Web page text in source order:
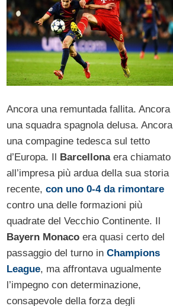
Ancora una remuntada fallita. Ancora
una squadra spagnola delusa. Ancora
una compagine tedesca sul tetto
d’Europa. Il Barcellonaera chiamato
all’impresa più ardua della sua storia
recente, con uno 0-4 da rimontare
contro una delle formazioni più
quadrate del Vecchio Continente. Il
Bayern Monacoera quasi certo del
passaggio del turno in Champions
League, ma affrontava ugualmente
l’impegno con determinazione,
consapevole della forza degli